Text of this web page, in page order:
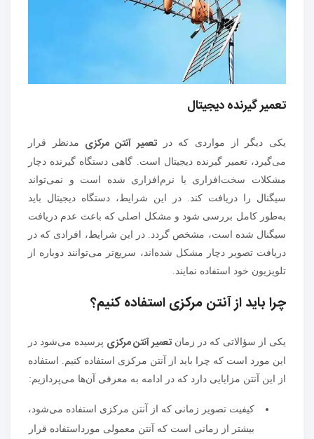
تعمیر گیرنده دیجیتال
یکی دیگر از مواردی که درتعمیر آنتن مرکزی مدنظر قرار
می‌گیرد، تعمیر گیرنده دیجیتال است. گاهی دستگاه گیرنده دچار
مشکلات سخت‌افزاری یا نرم‌افزاری شده است و نمی‌تواند
سیگنال را دریافت کند. در این شرایط، دستگاه دیجیتال باید
به‌طور کامل بررسی شود و مشکل اصلی که باعث عدم دریافت
سیگنال شده است، مشخص گردد. در این شرایط، افرادی که در
دریافت تصویر دچار مشکل شده‌اند، سریع‌تر می‌توانند دوباره از
تلویزیون خود استفاده نمایند.
چرا باید از آنتن مرکزی استفاده کنیم؟
یکی از سؤالاتی که در زمان تعمیر آنتن مرکزی پرسیده می‌شود در
این مورد است که چرا باید از آنتن مرکزی استفاده کنیم. استفاده
از این آنتن مزایایی دارد که در ادامه به معرفی آن‌ها می‌پردازیم:
کیفیت تصویر زمانی که از آنتن مرکزی استفاده می‌شود،
بیشتر از زمانی است که آنتن معمولی مورداستفاده قرار